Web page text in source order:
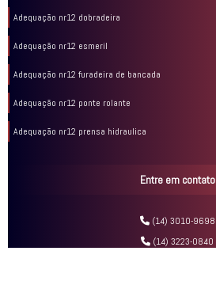
Adequação nr12 dobradeira
Adequação nr12 esmeril
Adequação nr12 furadeira de bancada
Adequação nr12 ponte rolante
Adequação nr12 prensa hidraulica
Adequação nr12 serra fita horizontal
Adequação nr12 serra fita vertical
Entre em contato
(14) 3010-9698
(14) 3223-0840